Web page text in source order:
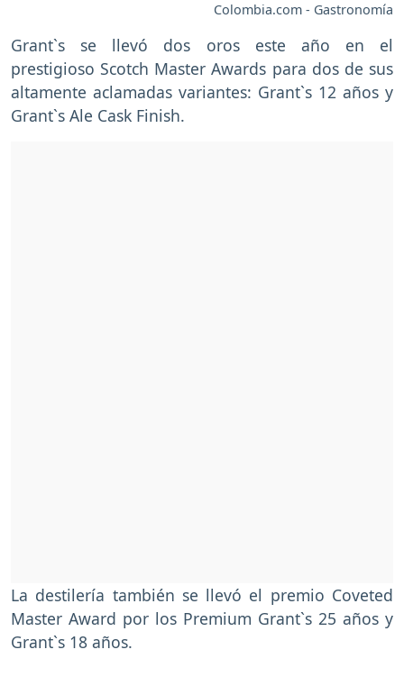
Colombia.com - Gastronomía
Grant`s se llevó dos oros este año en el
prestigioso Scotch Master Awards para dos de sus
altamente aclamadas variantes: Grant`s 12 años y
Grant`s Ale Cask Finish.
La destilería también se llevó el premio Coveted
Master Award por los Premium Grant`s 25 años y
Grant`s 18 años.